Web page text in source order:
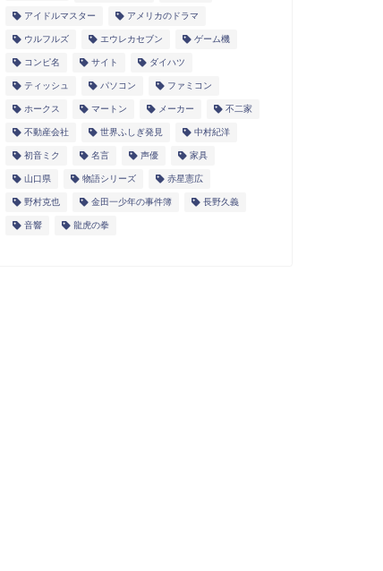
アイドルマスター アメリカのドラマ
ウルフルズ エウレカセブン ゲーム機
コンピ名 サイト ダイハツ
ティッシュ パソコン ファミコン
ホークス マートン メーカー 不二家
不動産会社 世界ふしぎ発見 中村紀洋
初音ミク 名言 声優 家具
山口県 物語シリーズ 赤星憲広
野村克也 金田一少年の事件簿 長野久義
音響 龍虎の拳